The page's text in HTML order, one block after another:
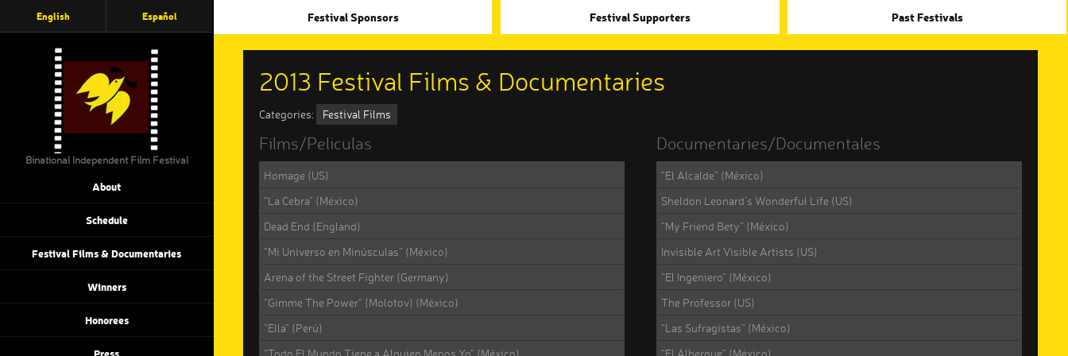
English Español
Binational Independent Film Festival
About
Schedule
Festival Films & Documentaries
Winners
Honorees
Press
Festival Sponsors Festival Supporters Past Festivals
2013 Festival Films & Documentaries
Categories: Festival Films
Films/Peliculas
Homage (US)
“La Cebra” (México)
Dead End (England)
“Mi Universo en Minúsculas” (México)
Arena of the Street Fighter (Germany)
“Gimme The Power” (Molotov) (México)
“Ella” (Perú)
“Todo El Mundo Tiene a Alguien Menos Yo” (México)
Documentaries/Documentales
“El Alcalde” (México)
Sheldon Leonard’s Wonderful Life (US)
“My Friend Bety” (México)
Invisible Art Visible Artists (US)
“El Ingeniero” (México)
The Professor (US)
“Las Sufragistas” (México)
“El Albergue” (México)